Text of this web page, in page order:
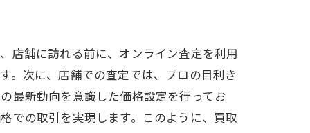
店舗に訪れる前に、オンライン査定を利用
。次に、店舗での査定では、プロの目利き
最新動向を意識した価格設定を行ってお
での取引を実現します。このように、買取